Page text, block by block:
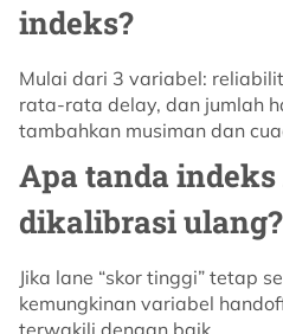
indeks?
Mulai dari 3 variabel:
rata-rata delay, dan jumlah
tambahkan musiman dan
Apa tanda
dikalibrasi ulang?
Jika lane “skor tinggi” tetap
kemungkinan variabel
terwakili dengan baik.